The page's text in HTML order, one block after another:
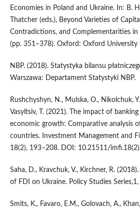
Economies in Poland and Ukraine. In: B.
Thatcher (eds.), Beyond Varieties of
Contradictions, and Complementarities
(pp. 351–378). Oxford: Oxford University
NBP. (2018). Statystyka bilansu
Warszawa: Departament Statystyki NBP.
Rushchyshyn, N., Mulska, O., Nikolchuk,
Vasyltsiv, T. (2021). The impact of
economic growth: Comparative analysis
countries. Investment Management and
18(2), 193–208. DOI: 10.21511/
Saha, D., Kravchuk, V., Kirchner, R.
of FDI on Ukraine. Policy Studies
Smits, K., Favaro, E.M., Golovach, A.,